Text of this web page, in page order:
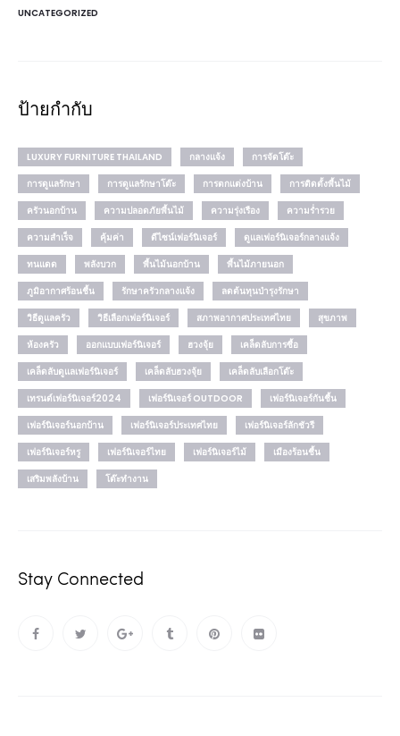
UNCATEGORIZED
ป้ายกำกับ
LUXURY FURNITURE THAILAND กลางแจ้ง
การจัดโต๊ะ
การดูแลรักษา
การดูแลรักษาโต๊ะ การตกแต่งบ้าน
การติดตั้งพื้นไม้
ครัวนอกบ้าน
ความปลอดภัยพื้นไม้ ความรุ่งเรือง
ความร่ำรวย
ความสำเร็จ
คุ้มค่า ดีไซน์เฟอร์นิเจอร์
ดูแลเฟอร์นิเจอร์กลางแจ้ง
ทนแดด
พลังบวก พื้นไม้นอกบ้าน
พื้นไม้ภายนอก
ภูมิอากาศร้อนชื้น
รักษาครัวกลางแจ้ง
ลดต้นทุนบำรุงรักษา
วิธีดูแลครัว
วิธีเลือกเฟอร์นิเจอร์ สภาพอากาศประเทศไทย
สุขภาพ
ห้องครัว
ออกแบบเฟอร์นิเจอร์ ฮวงจุ้ย
เคล็ดลับการซื้อ
เคล็ดลับดูแลเฟอร์นิเจอร์
เคล็ดลับฮวงจุ้ย
เคล็ดลับเลือกโต๊ะ
เทรนด์เฟอร์นิเจอร์2024
เฟอร์นิเจอร์ OUTDOOR
เฟอร์นิเจอร์กันชื้น
เฟอร์นิเจอร์นอกบ้าน
เฟอร์นิเจอร์ประเทศไทย
เฟอร์นิเจอร์ลักชัวรี
เฟอร์นิเจอร์หรู
เฟอร์นิเจอร์ไทย เฟอร์นิเจอร์ไม้
เมืองร้อนชื้น
เสริมพลังบ้าน
โต๊ะทำงาน
Stay Connected